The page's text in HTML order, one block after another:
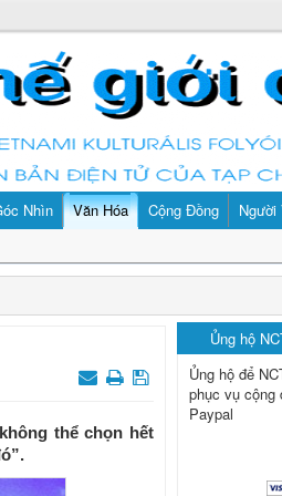
Nhìn Văn Hóa Cộng Đồng Người
thể chọn hết
Ủng hộ
Ủng hộ để
phục vụ cộng
Paypal